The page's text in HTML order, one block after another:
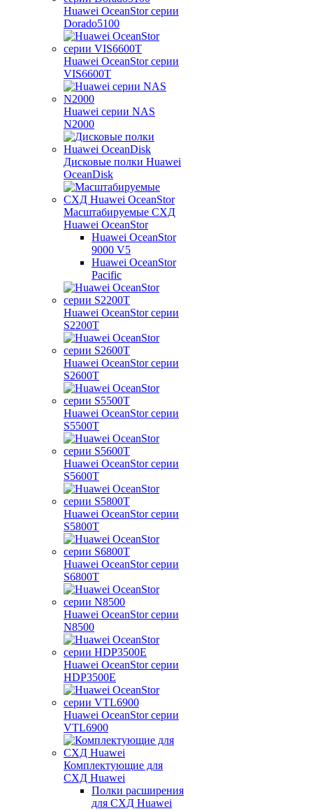
Huawei OceanStor серии
Dorado5100
Huawei OceanStor серии
VIS6600T
Huawei серии NAS
N2000
Дисковые полки Huawei
OceanDisk
Масштабируемые СХД
Huawei OceanStor
Huawei OceanStor
9000 V5
Huawei OceanStor
Pacific
Huawei OceanStor серии
S2200T
Huawei OceanStor серии
S2600T
Huawei OceanStor серии
S5500T
Huawei OceanStor серии
S5600T
Huawei OceanStor серии
S5800T
Huawei OceanStor серии
S6800T
Huawei OceanStor серии
N8500
Huawei OceanStor серии
HDP3500E
Huawei OceanStor серии
VTL6900
Комплектующие для
СХД Huawei
Полки расширения
для СХД Huawei